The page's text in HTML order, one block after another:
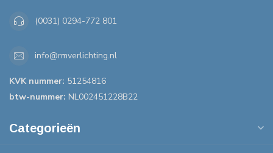
(0031) 0294-772 801
info@rmverlichting.nl
KVK nummer: 51254816
btw-nummer: NL002451228B22
Categorieën